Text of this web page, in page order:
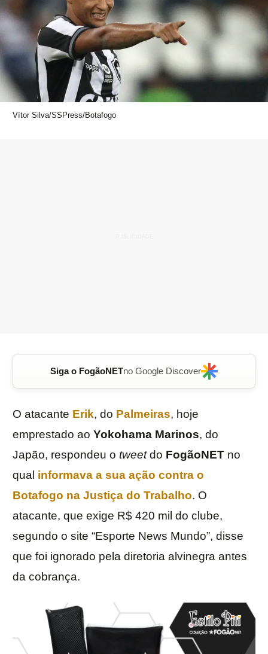
Vítor Silva/SSPress/Botafogo
Siga o FogãoNETno Google Discover
O atacante Erik, do Palmeiras, hoje
emprestado ao Yokohama Marinos, do
Japão, respondeu o tweetdo FogãoNET no
qual informava a sua ação contra o
Botafogo na Justiça do Trabalho. O
atacante, que exige R$ 420 mil do clube,
segundo o site “Esporte News Mundo”, disse
que foi ignorado pela diretoria alvinegra antes
da cobrança.